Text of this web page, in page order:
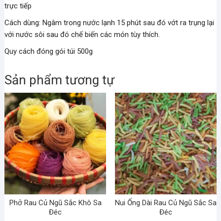
trực tiếp
Cách dùng: Ngâm trong nước lạnh 15 phút sau đó vớt ra trụng lại
với nước sôi sau đó chế biến các món tùy thích.
Quy cách đóng gói túi 500g
Sản phẩm tương tự
Phở Rau Củ Ngũ Sắc Khô Sa
Đéc
Nui Ống Dài Rau Củ Ngũ Sắc Sa
Đéc